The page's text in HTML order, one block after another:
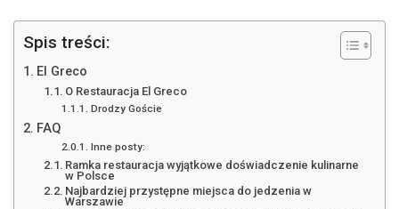
Spis treści:
El Greco
O Restauracja El Greco
Drodzy Goście
FAQ
Inne posty:
Ramka restauracja wyjątkowe doświadczenie kulinarne
w Polsce
Najbardziej przystępne miejsca do jedzenia w
Warszawie